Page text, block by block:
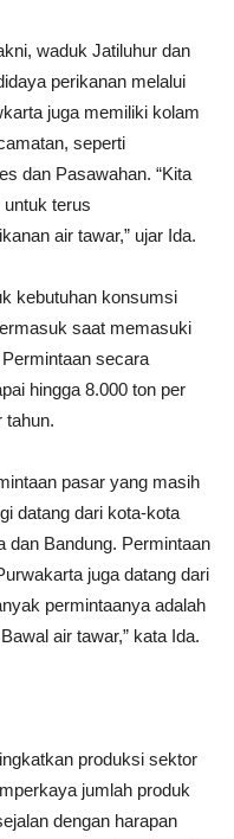
waduk Jatiluhur dan
perikanan melalui
juga memiliki kolam
seperti
dan Pasawahan. “Kita
terus
air tawar,” ujar Ida.
kebutuhan konsumsi
saat memasuki
secara
hingga 8.000 ton per
tahun.
pasar yang masih
datang dari kota-kota
dan Bandung. Permintaan
juga datang dari
permintaanya adalah
air tawar,” kata Ida.
produksi sektor
jumlah produk
dengan harapan